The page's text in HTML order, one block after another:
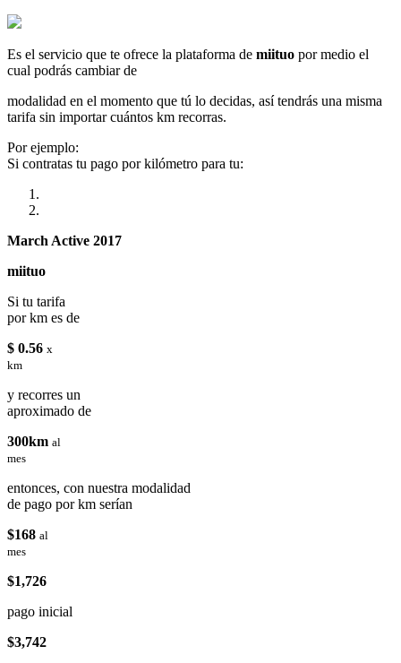
Es el servicio que te ofrece la plataforma de miituo por medio el
cual podrás cambiar de
modalidad en el momento que tú lo decidas, así tendrás una misma
tarifa sin importar cuántos km recorras.
Por ejemplo:
Si contratas tu pago por kilómetro para tu:
March Active 2017
miituo
Si tu tarifa
por km es de
$ 0.56 x
km
y recorres un
aproximado de
300km al
mes
entonces, con nuestra modalidad
de pago por km serían
$168 al
mes
$1,726
pago inicial
$3,742